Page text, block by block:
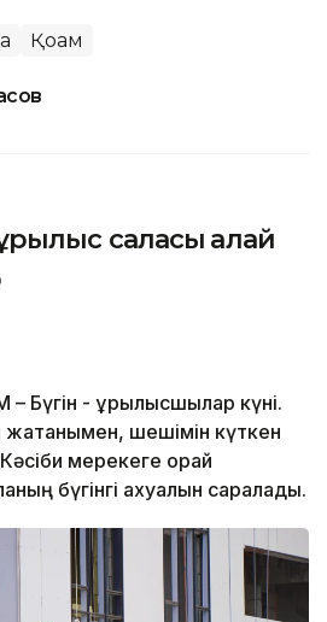
Қоғам
саласы қалай
Бүгін - құрылысшылар күні.
жатқанымен, шешімін күткен
мерекеге орай
бүгінгі ахуалын саралады.